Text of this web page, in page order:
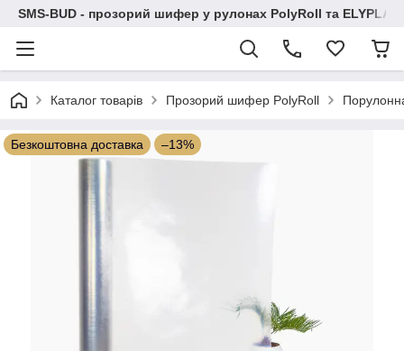
SMS-BUD - прозорий шифер у рулонах PolyRoll та
Каталог товарів Прозорий шифер PolyRoll
Безкоштовна доставка –13%